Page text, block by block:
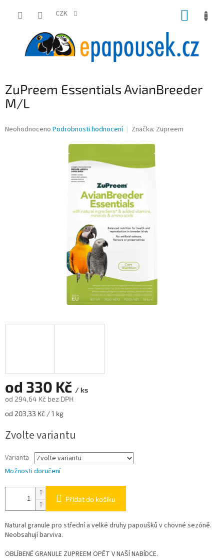
CZK
ZuPreem Essentials AvianBreeder
M/L
Průměrné
Neohodnoceno Podrobnosti hodnocení Značka: Zupreem
od 330 Kč / ks
od 294,64 Kč bez DPH
Měrná
od 203,33 Kč / 1 kg
Zvolte variantu
Varianta
Možnosti doručení
Přidat do košíku
Natural granule pro střední a velké druhy papoušků v chovné sezóně.
Neobsahují barviva.
OBLÍBENÉ GRANULE ZUPREEM OPĚT V NAŠÍ NABÍDCE.